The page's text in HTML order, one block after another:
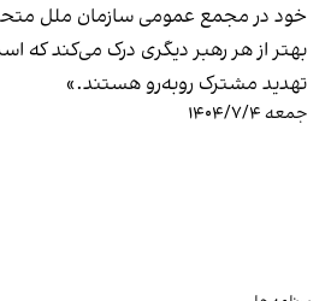
خود در مجمع عمومی سازمان ملل
بهتر از هر رهبر دیگری درک می‌کند که
تهدید مشترک روبه‌رو هستند.»
جمعه ۱۴۰۴/۷/۴